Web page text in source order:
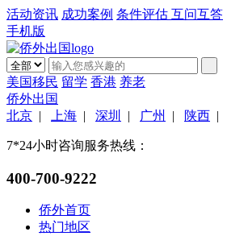
活动资讯 成功案例 条件评估 互问互答
手机版
美国移民 留学 香港 养老
侨外出国
北京 | 上海 | 深圳 | 广州 | 陕西 |
7*24小时咨询服务热线：
400-700-9222
侨外首页
热门地区